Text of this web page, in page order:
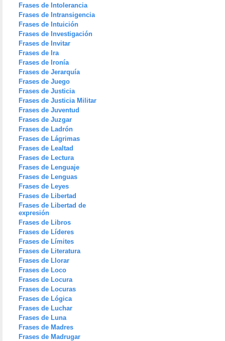
Frases de Intolerancia
Frases de Intransigencia
Frases de Intuición
Frases de Investigación
Frases de Invitar
Frases de Ira
Frases de Ironía
Frases de Jerarquía
Frases de Juego
Frases de Justicia
Frases de Justicia Militar
Frases de Juventud
Frases de Juzgar
Frases de Ladrón
Frases de Lágrimas
Frases de Lealtad
Frases de Lectura
Frases de Lenguaje
Frases de Lenguas
Frases de Leyes
Frases de Libertad
Frases de Libertad de
expresión
Frases de Libros
Frases de Líderes
Frases de Límites
Frases de Literatura
Frases de Llorar
Frases de Loco
Frases de Locura
Frases de Locuras
Frases de Lógica
Frases de Luchar
Frases de Luna
Frases de Madres
Frases de Madrugar